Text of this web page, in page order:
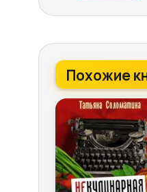
Похожие